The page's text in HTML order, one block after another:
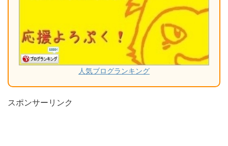
人気ブログランキング
スポンサーリンク